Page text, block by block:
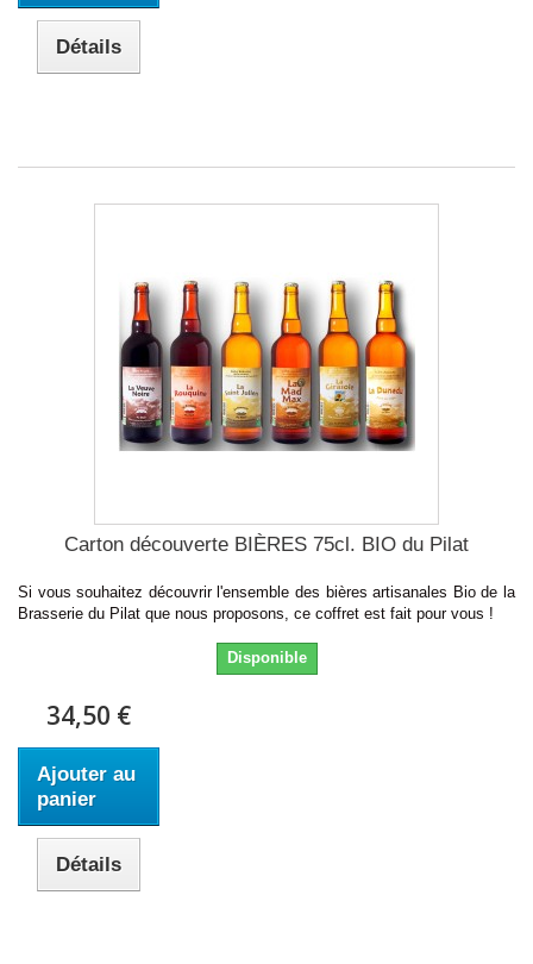
Détails
Carton découverte BIÈRES 75cl. BIO du Pilat
Si vous souhaitez découvrir l'ensemble des bières artisanales Bio de la
Brasserie du Pilat que nous proposons, ce coffret est fait pour vous !
Disponible
34,50 €
Ajouter au
panier
Détails